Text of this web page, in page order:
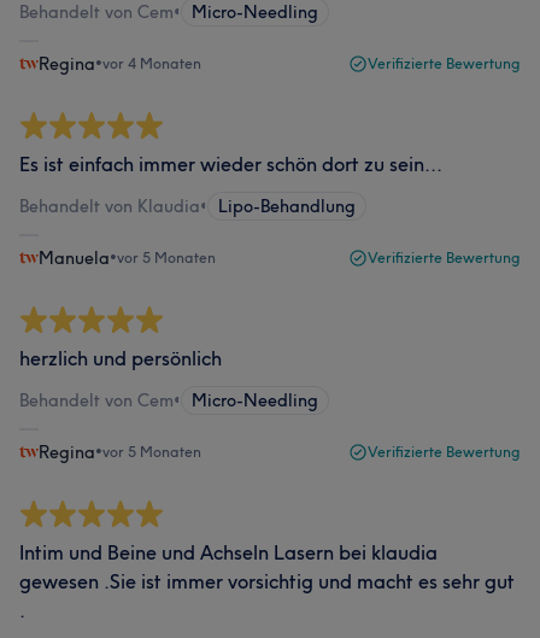
Behandelt von Cem• Micro-Needling
Regina•vor 4 Monaten Verifizierte Bewertung
Es ist einfach immer wieder schön dort zu sein...
Behandelt von Klaudia• Lipo-Behandlung
Manuela•vor 5 Monaten Verifizierte Bewertung
herzlich und persönlich
Behandelt von Cem• Micro-Needling
Regina•vor 5 Monaten Verifizierte Bewertung
Intim und Beine und Achseln Lasern bei klaudia
gewesen .Sie ist immer vorsichtig und macht es sehr gut
.